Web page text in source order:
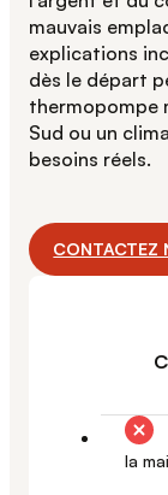
mauvais
explications
dès le départ
thermopompe
Sud ou un
besoins réels.
CONTACTEZ
la